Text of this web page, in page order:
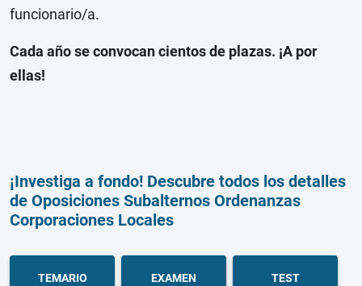
funcionario/a.
Cada año se convocan cientos de plazas. ¡A por
ellas!
¡Investiga a fondo! Descubre todos los detalles
de Oposiciones Subalternos Ordenanzas
Corporaciones Locales
TEMARIO EXAMEN TEST